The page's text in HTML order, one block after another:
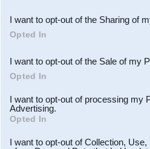
Downstream Participants
third parties.
I want to opt-out of the Sharing of
Opted In
I want to opt-out of the Sale of my
Opted In
I want to opt-out of processing my
Advertising.
Opted In
I want to opt-out of Collection,